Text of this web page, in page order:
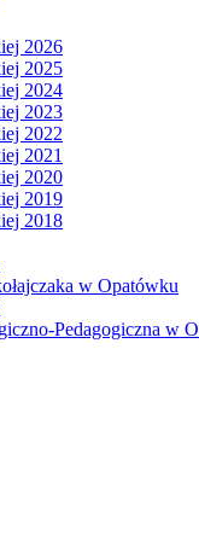
2026
2025
2024
2023
2022
2021
2020
2019
2018
w Opatówku
Pedagogiczna w